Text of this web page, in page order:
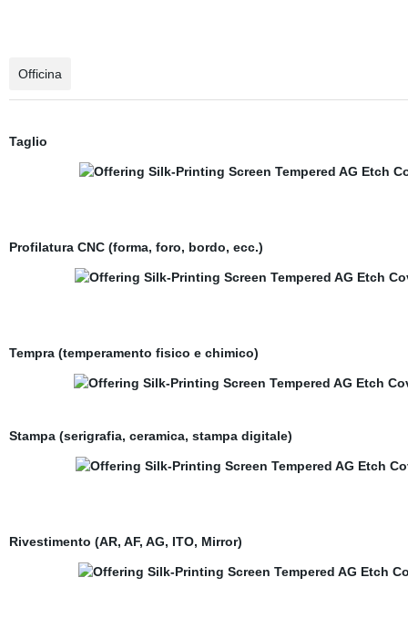
Officina
Taglio
Profilatura CNC (forma, foro, bordo, ecc.)
Tempra (temperamento fisico e chimico)
Stampa (serigrafia, ceramica, stampa digitale)
Rivestimento (AR, AF, AG, ITO, Mirror)